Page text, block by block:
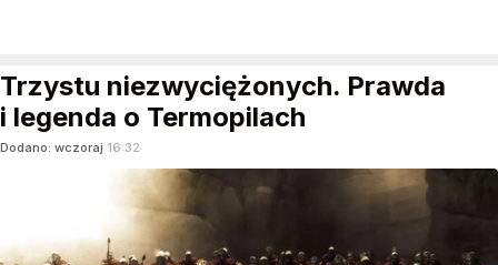
Trzystu niezwyciężonych. Prawda
i legenda o Termopilach
Dodano: wczoraj 16:32